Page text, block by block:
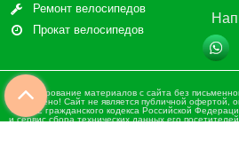
Ремонт велосипедов
Прокат велосипедов
Копирование материалов с сайта без
запрещено! Сайт не является публичной офертой,
437 ч.2 гражданского кодекса Российской
и сервис сбора технических данных его